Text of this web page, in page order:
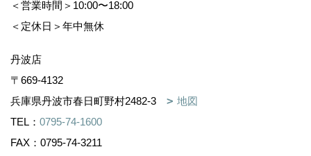
＜営業時間＞10:00〜18:00
＜定休日＞年中無休
丹波店
〒669-4132
兵庫県丹波市春日町野村2482-3
地図
TEL： 0795-74-1600
FAX：0795-74-3211